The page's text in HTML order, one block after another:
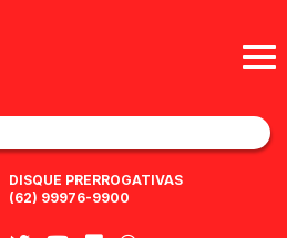
DISQUE PRERROGATIVAS
(62) 99976-9900